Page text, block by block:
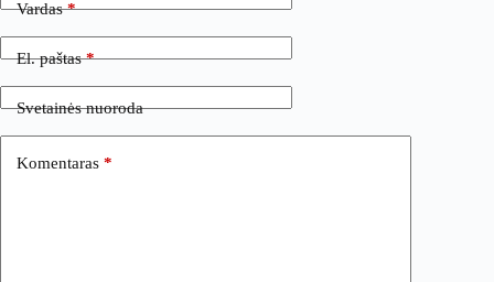
Vardas*
El. paštas*
Svetainės nuoroda
Komentaras *